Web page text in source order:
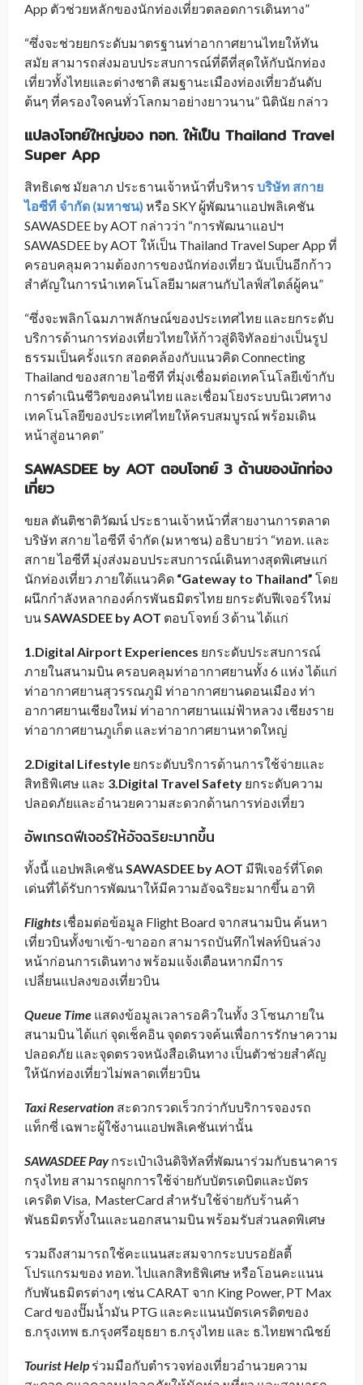
App ตัวช่วยหลักของนักท่องเที่ยวตลอดการเดินทาง”
“ซึ่งจะช่วยยกระดับมาตรฐานท่าอากาศยานไทยให้ทัน
สมัย สามารถส่งมอบประสบการณ์ที่ดีที่สุดให้กับนักท่อง
เที่ยวทั้งไทยและต่างชาติ สมฐานะเมืองท่องเที่ยวอันดับ
ต้นๆ ที่ครองใจคนทั่วโลกมาอย่างยาวนาน” นิตินัย กล่าว
แปลงโจทย์ใหญ่ของ ทอท. ให้เป็น Thailand Travel
Super App
สิทธิเดช มัยลาภ ประธานเจ้าหน้าที่บริหาร บริษัท สกาย
ไอซีที จำกัด (มหาชน) หรือ SKY ผู้พัฒนาแอปพลิเคชัน
SAWASDEE by AOT กล่าวว่า “การพัฒนาแอปฯ
SAWASDEE by AOT ให้เป็น Thailand Travel Super App ที่
ครอบคลุมความต้องการของนักท่องเที่ยว นับเป็นอีกก้าว
สำคัญในการนำเทคโนโลยีมาผสานกับไลฟ์สไตล์ผู้คน”
“ซึ่งจะพลิกโฉมภาพลักษณ์ของประเทศไทย และยกระดับ
บริการด้านการท่องเที่ยวไทยให้ก้าวสู่ดิจิทัลอย่างเป็นรูป
ธรรมเป็นครั้งแรก สอดคล้องกับแนวคิด Connecting
Thailand ของสกาย ไอซีที ที่มุ่งเชื่อมต่อเทคโนโลยีเข้ากับ
การดำเนินชีวิตของคนไทย และเชื่อมโยงระบบนิเวศทาง
เทคโนโลยีของประเทศไทยให้ครบสมบูรณ์ พร้อมเดิน
หน้าสู่อนาคต”
SAWASDEE by AOT ตอบโจทย์ 3 ด้านของนักท่อง
เที่ยว
ขยล ตันติชาติวัฒน์ ประธานเจ้าหน้าที่สายงานการตลาด
บริษัท สกาย ไอซีที จำกัด (มหาชน) อธิบายว่า “ทอท. และ
สกาย ไอซีที มุ่งส่งมอบประสบการณ์เดินทางสุดพิเศษแก่
นักท่องเที่ยว ภายใต้แนวคิด “Gateway to Thailand” โดย
ผนึกกำลังหลากองค์กรพันธมิตรไทย ยกระดับฟีเจอร์ใหม่
บนSAWASDEE by AOT ตอบโจทย์ 3 ด้าน ได้แก่
1.Digital Airport Experiences ยกระดับประสบการณ์
ภายในสนามบิน ครอบคลุมท่าอากาศยานทั้ง 6 แห่ง ได้แก่
ท่าอากาศยานสุวรรณภูมิ ท่าอากาศยานดอนเมือง ท่า
อากาศยานเชียงใหม่ ท่าอากาศยานแม่ฟ้าหลวง เชียงราย
ท่าอากาศยานภูเก็ต และท่าอากาศยานหาดใหญ่
2.Digital Lifestyle ยกระดับบริการด้านการใช้จ่ายและ
สิทธิพิเศษ และ 3.Digital Travel Safety ยกระดับความ
ปลอดภัยและอำนวยความสะดวกด้านการท่องเที่ยว
อัพเกรดฟีเจอร์ให้อัจฉริยะมากขึ้น
ทั้งนี้ แอปพลิเคชันSAWASDEE by AOT มีฟีเจอร์ที่โดด
เด่นที่ได้รับการพัฒนาให้มีความอัจฉริยะมากขึ้น อาทิ
Flights เชื่อมต่อข้อมูล Flight Board จากสนามบิน ค้นหา
เที่ยวบินทั้งขาเข้า-ขาออก สามารถบันทึกไฟลท์บินล่วง
หน้าก่อนการเดินทาง พร้อมแจ้งเตือนหากมีการ
เปลี่ยนแปลงของเที่ยวบิน
Queue Time แสดงข้อมูลเวลารอคิวในทั้ง 3 โซนภายใน
สนามบิน ได้แก่ จุดเช็คอิน จุดตรวจค้นเพื่อการรักษาความ
ปลอดภัย และจุดตรวจหนังสือเดินทาง เป็นตัวช่วยสำคัญ
ให้นักท่องเที่ยวไม่พลาดเที่ยวบิน
Taxi Reservation สะดวกรวดเร็วกว่ากับบริการจองรถ
แท็กซี่ เฉพาะผู้ใช้งานแอปพลิเคชันเท่านั้น
SAWASDEE Payกระเป๋าเงินดิจิทัลที่พัฒนาร่วมกับธนาคาร
กรุงไทย สามารถผูกการใช้จ่ายกับบัตรเดบิตและบัตร
เครดิต Visa, MasterCard สำหรับใช้จ่ายกับร้านค้า
พันธมิตรทั้งในและนอกสนามบิน พร้อมรับส่วนลดพิเศษ
รวมถึงสามารถใช้คะแนนสะสมจากระบบรอยัลตี้
โปรแกรมของ ทอท. ไปแลกสิทธิพิเศษ หรือโอนคะแนน
กับพันธมิตรต่างๆ เช่น CARAT จาก King Power, PT Max
Card ของปั๊มน้ำมัน PTG และคะแนนบัตรเครดิตของ
ธ.กรุงเทพ ธ.กรุงศรีอยุธยา ธ.กรุงไทย และ ธ.ไทยพาณิชย์
Tourist Helpร่วมมือกับตำรวจท่องเที่ยวอำนวยความ